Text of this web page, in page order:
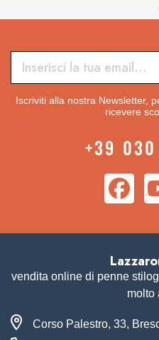
Iscriviti alla nostra Newsletter,
ricevere
+39
vendita online di penne
Corso Palestro, 33,